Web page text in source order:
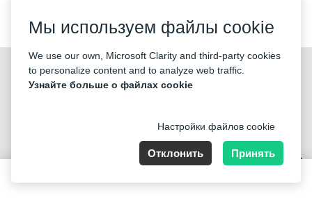
©2026 «KONTRAMARKA OÜ» Все права защищены
Harju maakond, Tallinn, Kesklinna linnaosa, Pärnu mnt 139b, 11317
Мы используем файлы cookie
We use our own, Microsoft Clarity and third-party cookies
to personalize content and to analyze web traffic.
Узнайте больше о файлах cookie
Настройки файлов cookie
Отклонить Принять